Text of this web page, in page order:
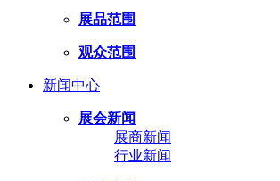
展品范围
观众范围
新闻中心
展会新闻
展商新闻
行业新闻